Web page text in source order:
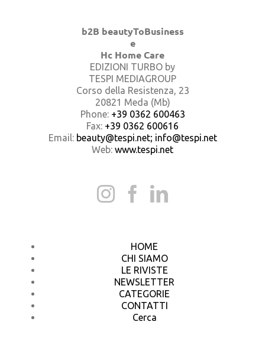
b2B beautyToBusiness
e
Hc Home Care
EDIZIONI TURBO by
TESPI MEDIAGROUP
Corso della Resistenza, 23
20821 Meda (Mb)
Phone: +39 0362 600463
Fax: +39 0362 600616
Email: beauty@tespi.net; info@tespi.net
Web: www.tespi.net
HOME
CHI SIAMO
LE RIVISTE
NEWSLETTER
CATEGORIE
CONTATTI
Cerca